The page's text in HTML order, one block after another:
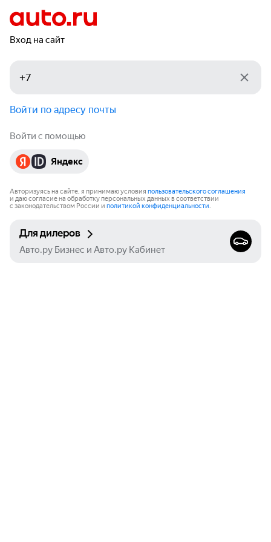
Вход на сайт
Войти по адресу почты
Войти с помощью
Яндекс
Авторизуясь на сайте, я принимаю условия пользовательского соглашения
и даю согласие на обработку персональных данных в соответствии
с законодательством России и политикой конфиденциальности.
Для дилеров
Авто.ру Бизнес и Авто.ру Кабинет